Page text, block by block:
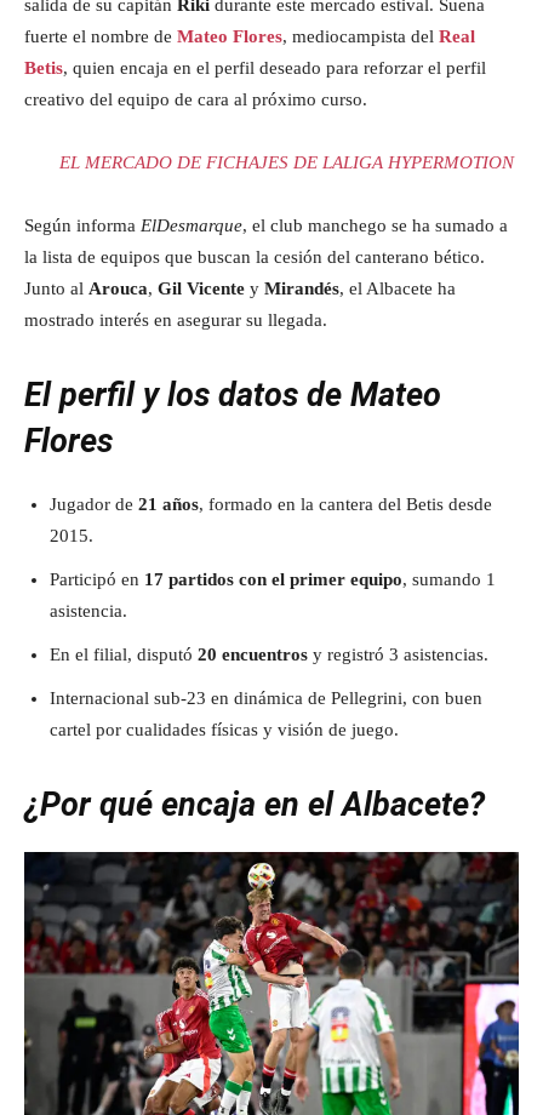
salida de su capitán Riki durante este mercado estival. Suena
fuerte el nombre de Mateo Flores, mediocampista del Real
Betis, quien encaja en el perfil deseado para reforzar el perfil
creativo del equipo de cara al próximo curso.
EL MERCADO DE FICHAJES DE LALIGA HYPERMOTION
Según informa ElDesmarque, el club manchego se ha sumado a
la lista de equipos que buscan la cesión del canterano bético.
Junto al Arouca, Gil Vicente y Mirandés, el Albacete ha
mostrado interés en asegurar su llegada.
El perfil y los datos de Mateo
Flores
Jugador de 21 años, formado en la cantera del Betis desde
2015.
Participó en 17 partidos con el primer equipo, sumando 1
asistencia.
En el filial, disputó 20 encuentros y registró 3 asistencias.
Internacional sub-23 en dinámica de Pellegrini, con buen
cartel por cualidades físicas y visión de juego.
¿Por qué encaja en el Albacete?